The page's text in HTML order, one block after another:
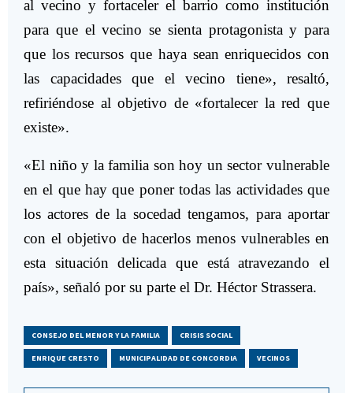
al vecino y fortaceler el barrio como institución
para que el vecino se sienta protagonista y para
que los recursos que haya sean enriquecidos con
las capacidades que el vecino tiene», resaltó,
refiriéndose al objetivo de «fortalecer la red que
existe».
«El niño y la familia son hoy un sector vulnerable
en el que hay que poner todas las actividades que
los actores de la socedad tengamos, para aportar
con el objetivo de hacerlos menos vulnerables en
esta situación delicada que está atravezando el
país», señaló por su parte el Dr. Héctor Strassera.
CONSEJO DEL MENOR Y LA FAMILIA CRISIS SOCIAL
ENRIQUE CRESTO MUNICIPALIDAD DE CONCORDIA VECINOS